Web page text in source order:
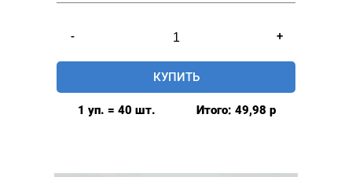
-
товара
Люверсы
3мм
+
КУПИТЬ
1 уп. = 40 шт. Итого: 49,98 р